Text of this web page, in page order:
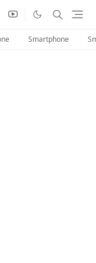
Smartphone